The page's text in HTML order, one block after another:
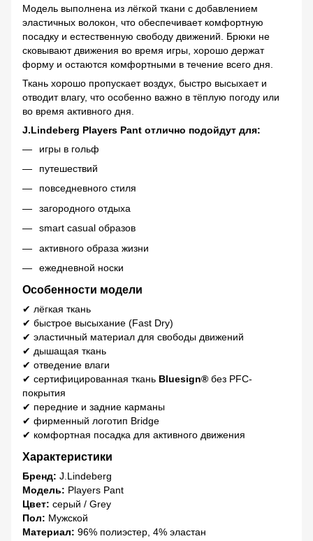
Модель выполнена из лёгкой ткани с добавлением
эластичных волокон, что обеспечивает комфортную
посадку и естественную свободу движений. Брюки не
сковывают движения во время игры, хорошо держат
форму и остаются комфортными в течение всего дня.
Ткань хорошо пропускает воздух, быстро высыхает и
отводит влагу, что особенно важно в тёплую погоду или
во время активного дня.
J.Lindeberg Players Pant отлично подойдут для:
игры в гольф
путешествий
повседневного стиля
загородного отдыха
smart casual образов
активного образа жизни
ежедневной носки
Особенности модели
✔ лёгкая ткань
✔ быстрое высыхание (Fast Dry)
✔ эластичный материал для свободы движений
✔ дышащая ткань
✔ отведение влаги
✔ сертифицированная ткань Bluesign® без PFC-
покрытия
✔ передние и задние карманы
✔ фирменный логотип Bridge
✔ комфортная посадка для активного движения
Характеристики
Бренд: J.Lindeberg
Модель: Players Pant
Цвет: серый / Grey
Пол: Мужской
Материал: 96% полиэстер, 4% эластан